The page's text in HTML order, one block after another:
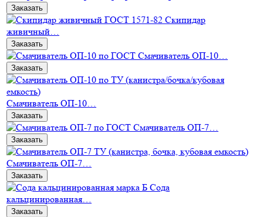
Заказать
Скипидар
живичный…
Заказать
Смачиватель ОП-10…
Заказать
Смачиватель ОП-10…
Заказать
Смачиватель ОП-7…
Заказать
Смачиватель ОП-7…
Заказать
Сода
кальцинированная…
Заказать